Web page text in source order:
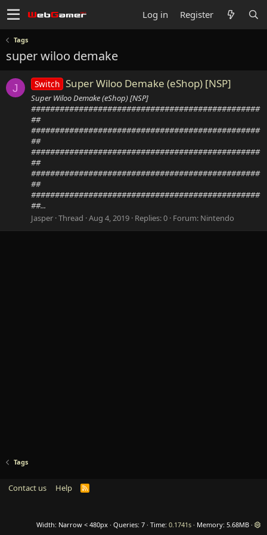
Log in Register
Tags
super wiloo demake
J Switch Super Wiloo Demake (eShop) [NSP]
Super Wiloo Demake (eShop) [NSP]
################################################
##
################################################
##
################################################
##
################################################
##
################################################
##...
Jasper Thread Aug 4, 2019 Replies: 0 Forum: Nintendo
Tags
Contact us Help
R
Width Queries 7 Time 0.1741s Memory 5.68MB